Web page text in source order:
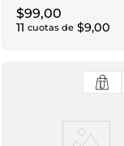
$99,00
11 cuotas de $9,00